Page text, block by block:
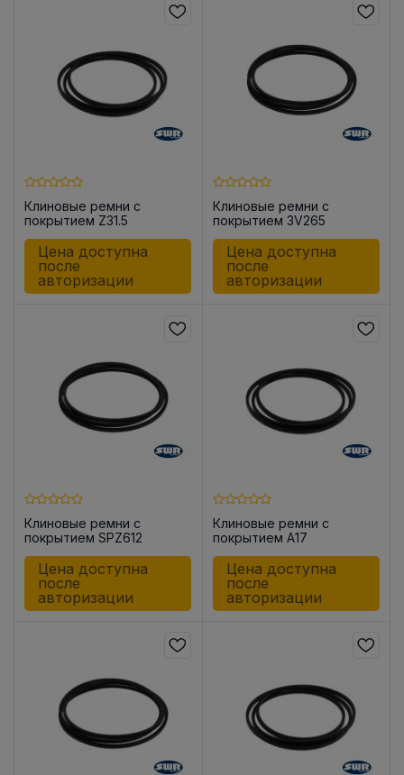
Клиновые ремни с
покрытием Z31.5
Цена доступна
после
авторизации
Клиновые ремни с
покрытием 3V265
Цена доступна
после
авторизации
Клиновые ремни с
покрытием SPZ612
Цена доступна
после
авторизации
Клиновые ремни с
покрытием A17
Цена доступна
после
авторизации